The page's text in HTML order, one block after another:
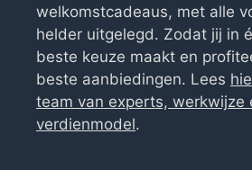
welkomstcadeaus, met alle
helder uitgelegd. Zodat jij in
beste keuze maakt en
beste aanbiedingen. Lees
team van experts, werkwijze
verdienmodel.